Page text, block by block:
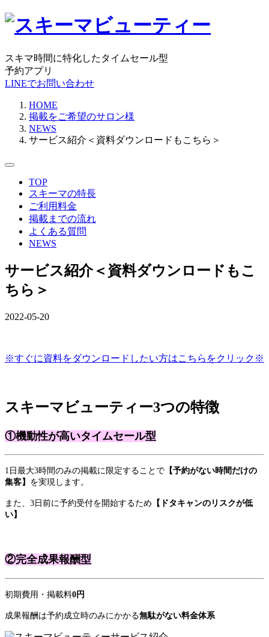
スキマ時間に特化したタイムセール型
予約アプリ
LINEでお問い合わせ
HOME
掲載をご希望のサロン様
NEWS
サービス紹介＜資料ダウンロードもこちら＞
TOP
スキーマの特長
ご利用料金
掲載までの流れ
よくある質問
NEWS
サービス紹介＜資料ダウンロードもこ
ちら＞
2022-05-20
※すぐに資料をダウンロードしたい方はこちらをクリック※
スキーマビューティー3つの特徴
①機動性が高いタイムセール型
1日最大3時間のみの掲載に限定することで 【予約がない時間だけの
集客】 を実現します。
また、3日前に予約受付を開始するため 【ドタキャンのリスクが低
い】
②完全成果報酬型
初期費用・掲載料0円
成果報酬は予約成立時のみにかかる無駄がない料金体系